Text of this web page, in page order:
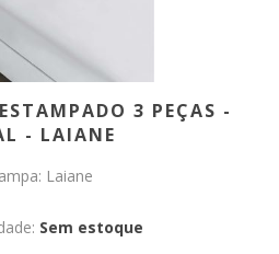
3 PEÇAS -
- LAIANE
Laiane
Sem estoque